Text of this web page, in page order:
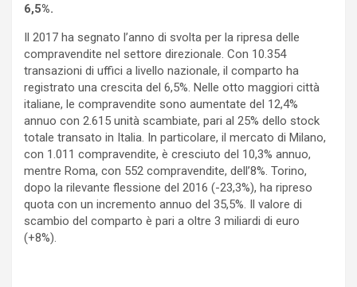
6,5%.
Il 2017 ha segnato l’anno di svolta per la ripresa delle
compravendite nel settore direzionale. Con 10.354
transazioni di uffici a livello nazionale, il comparto ha
registrato una crescita del 6,5%. Nelle otto maggiori città
italiane, le compravendite sono aumentate del 12,4%
annuo con 2.615 unità scambiate, pari al 25% dello stock
totale transato in Italia. In particolare, il mercato di Milano,
con 1.011 compravendite, è cresciuto del 10,3% annuo,
mentre Roma, con 552 compravendite, dell’8%. Torino,
dopo la rilevante flessione del 2016 (-23,3%), ha ripreso
quota con un incremento annuo del 35,5%. Il valore di
scambio del comparto è pari a oltre 3 miliardi di euro
(+8%).